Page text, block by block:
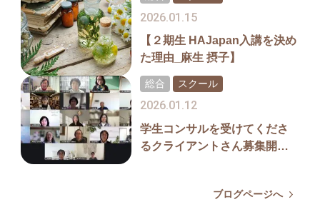
【２期生 HAJapan入講を決め
た理由_麻生 摂子】
2026.01.15
学生コンサルを受けてくださ
るクライアントさん募集開始
2026.01.12
総合 スクール
ブログページへ